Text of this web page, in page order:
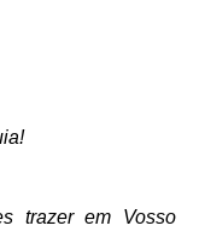
trazer em Vosso